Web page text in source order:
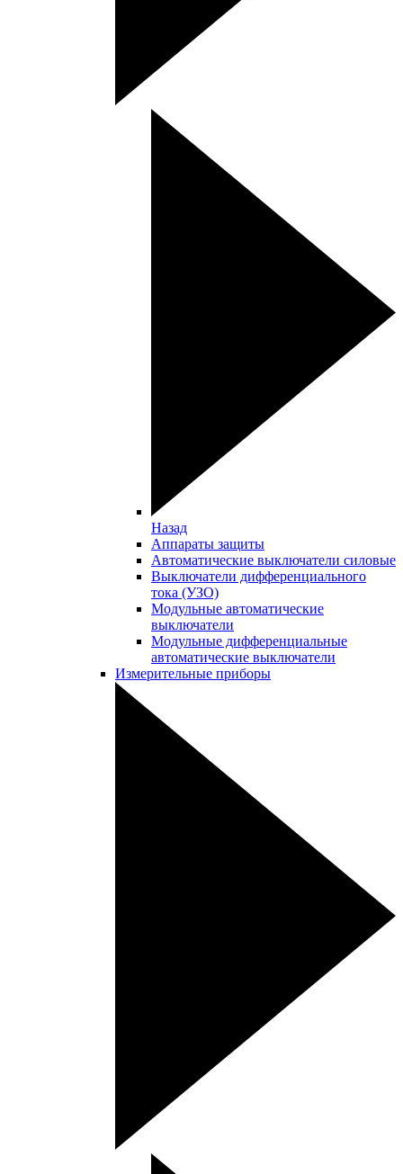
Назад
Аппараты защиты
Автоматические выключатели силовые
Выключатели дифференциального
тока (УЗО)
Модульные автоматические
выключатели
Модульные дифференциальные
автоматические выключатели
Измерительные приборы